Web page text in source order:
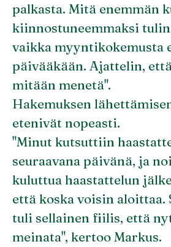
palkasta. Mitä enemmän
kiinnostuneemmaksi
vaikka myyntikokemusta
päivääkään. Ajattelin,
mitään menetä".
Hakemuksen
etenivät nopeasti.
"Minut kutsuttiin
seuraavana päivänä, ja
kuluttua haastattelun
että koska voisin aloittaa.
tuli sellainen fiilis, että
meinata", kertoo Markus.